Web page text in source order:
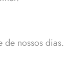
nossos dias.